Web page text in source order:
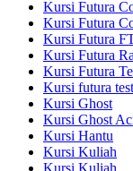
Kursi Futura
Kursi Futura
Kursi Futura
Kursi Futura
Kursi Futura
Kursi futura test
Kursi Ghost
Kursi Ghost
Kursi Hantu
Kursi Kuliah
Kursi Kuliah